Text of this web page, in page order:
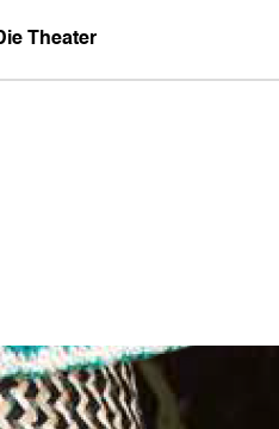
Theater